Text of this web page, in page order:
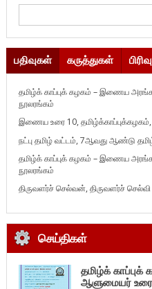
பதிவுகள் கருத்துகள்
தமிழ்க் காப்புக் கழகம் – இணைய
நூலரங்கம்
இணைய உரை 10, தமிழ்க்காப்புக்கழகம்,
நட்பு தமிழ் வட்டம், 7ஆவது ஆண்டு
தமிழ்க் காப்புக் கழகம் – இணைய
நூலரங்கம்
திருவளர்ச் செல்வன், திருவளர்ச்
செய்திகள்
தமிழ்க்
ஆளுமையர்